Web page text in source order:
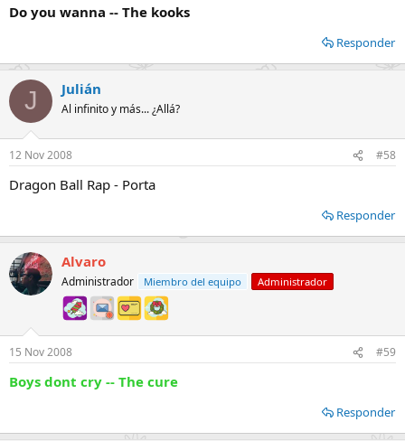
Do you wanna -- The kooks
Responder
J Julián
Al infinito y más... ¿Allá?
12 Nov 2008 #58
Dragon Ball Rap - Porta
Responder
Alvaro
Administrador Miembro del equipo Administrador
15 Nov 2008 #59
Boys dont cry -- The cure
Responder